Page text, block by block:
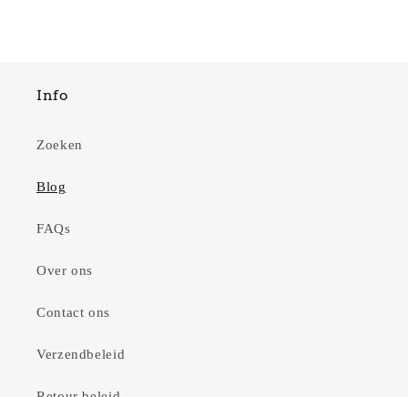
Info
Zoeken
Blog
FAQs
Over ons
Contact ons
Verzendbeleid